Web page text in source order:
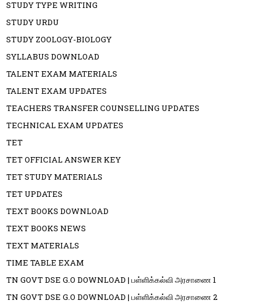
STUDY TYPE WRITING
STUDY URDU
STUDY ZOOLOGY-BIOLOGY
SYLLABUS DOWNLOAD
TALENT EXAM MATERIALS
TALENT EXAM UPDATES
TEACHERS TRANSFER COUNSELLING UPDATES
TECHNICAL EXAM UPDATES
TET
TET OFFICIAL ANSWER KEY
TET STUDY MATERIALS
TET UPDATES
TEXT BOOKS DOWNLOAD
TEXT BOOKS NEWS
TEXT MATERIALS
TIME TABLE EXAM
TN GOVT DSE G.O DOWNLOAD | பள்ளிக்கல்வி அரசாணை 1
TN GOVT DSE G.O DOWNLOAD | பள்ளிக்கல்வி அரசாணை 2